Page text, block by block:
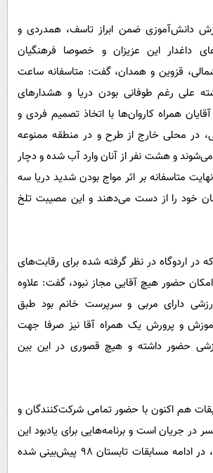
دانش‌آموزی ضمن ابراز تاسف، همدردی و
داغدار این عزیزان و خصوصا فرهنگیان
قزوین و همدان، گفت: متاسفانه ساعت
علی رغم طوفانی بودن دریا و هشدار‌های
٩ نفر از آقایان همراه کاروان‌ها با اتخاذ تصمیم فردی و
در محلی خارج از طرح و در منطقه ممنوعه
می‌شوند و هشت نفر از آنان وارد آب شده و دچار
متاسفانه بر اثر مواج بودن شدید دریا سه
خود را از دست می‌دهند و این مصیبت تلخ
در اردوگاه در نظر گرفته شده برای رقابت‌های
حضور هیچ آقایی مجاز نبود، گفت: علاوه
دارای مربی و سرپرست خانم بود طبق
و پرورش یک همراه آقا نیز صرفا جهت
حضور داشته و هیچ قصوری در این بین
هم اکنون با حضور تمامی شرکت‌کنندگان و
در جریان است و برنامه‌هایی برای یادبود این
عزیزان از دست رفته، در ادامه مسابقات تابستان ۹۸ پیش‌بینی شده